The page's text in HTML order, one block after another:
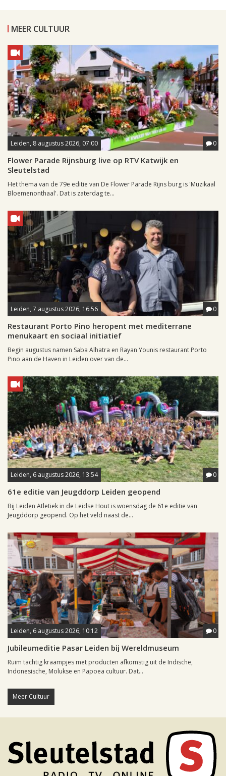
MEER CULTUUR
Leiden, 8 augustus 2026, 07:00 0
Flower Parade Rijnsburg live op RTV Katwijk en
Sleutelstad
Het thema van de 79e editie van De Flower Parade Rijns burg is 'Muzikaal
Bloemenonthaal'. Dat is zaterdag te...
Leiden, 7 augustus 2026, 16:56 0
Restaurant Porto Pino heropent met mediterrane
menukaart en sociaal initiatief
Begin augustus namen Saba Alhatra en Rayan Younis restaurant Porto
Pino aan de Haven in Leiden over van de...
Leiden, 6 augustus 2026, 13:54 0
61e editie van Jeugddorp Leiden geopend
Bij Leiden Atletiek in de Leidse Hout is woensdag de 61e editie van
Jeugddorp geopend. Op het veld naast de...
Leiden, 6 augustus 2026, 10:12 0
Jubileumeditie Pasar Leiden bij Wereldmuseum
Ruim tachtig kraampjes met producten afkomstig uit de Indische,
Indonesische, Molukse en Papoea cultuur. Dat...
Meer Cultuur